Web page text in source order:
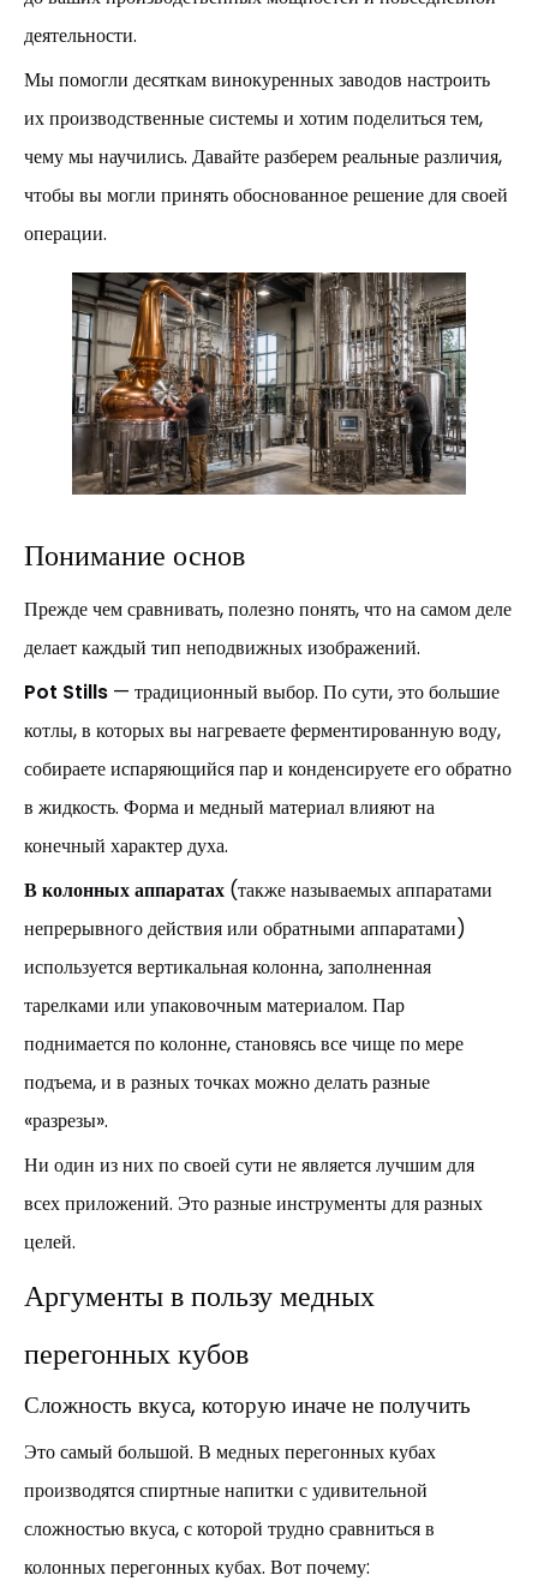
деятельности.
Мы помогли десяткам винокуренных заводов настроить
их производственные системы и хотим поделиться тем,
чему мы научились. Давайте разберем реальные различия,
чтобы вы могли принять обоснованное решение для своей
операции.
Понимание основ
Прежде чем сравнивать, полезно понять, что на самом деле
делает каждый тип неподвижных изображений.
Pot Stills — традиционный выбор. По сути, это большие
котлы, в которых вы нагреваете ферментированную воду,
собираете испаряющийся пар и конденсируете его обратно
в жидкость. Форма и медный материал влияют на
конечный характер духа.
В колонных аппаратах (также называемых аппаратами
непрерывного действия или обратными аппаратами)
используется вертикальная колонна, заполненная
тарелками или упаковочным материалом. Пар
поднимается по колонне, становясь все чище по мере
подъема, и в разных точках можно делать разные
«разрезы».
Ни один из них по своей сути не является лучшим для
всех приложений. Это разные инструменты для разных
целей.
Аргументы в пользу медных
перегонных кубов
Сложность вкуса, которую иначе не получить
Это самый большой. В медных перегонных кубах
производятся спиртные напитки с удивительной
сложностью вкуса, с которой трудно сравниться в
колонных перегонных кубах. Вот почему: